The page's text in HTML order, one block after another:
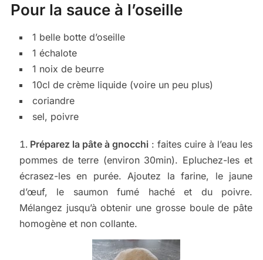
Pour la sauce à l’oseille
1 belle botte d’oseille
1 échalote
1 noix de beurre
10cl de crème liquide (voire un peu plus)
coriandre
sel, poivre
Préparez la pâte à gnocchi : faites cuire à l’eau les
pommes de terre (environ 30min). Epluchez-les et
écrasez-les en purée. Ajoutez la farine, le jaune
d’œuf, le saumon fumé haché et du poivre.
Mélangez jusqu’à obtenir une grosse boule de pâte
homogène et non collante.